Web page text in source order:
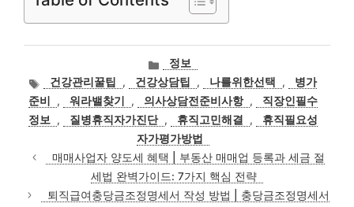
카
테
고
리
정보
태
그
건강관리꿀팁 , 건강상담팁 , 나를위한선택 ,
병가
준비
, 워라밸찾기 , 의사상담전준비사항 ,
직장인필수
정보
, 질병휴직자가진단 , 휴직고민해결 ,
휴직필요성
자가평가방법
매매사업자 양도세 혜택 | 부동산 매매업 등록과 세금 절
세법 완벽가이드: 7가지 핵심 전략
퇴직급여충당금조정명세서 작성 방법 | 충당금조정명세서